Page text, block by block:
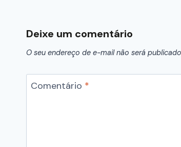
Deixe um comentário
O seu endereço de e-mail não será
Comentário *